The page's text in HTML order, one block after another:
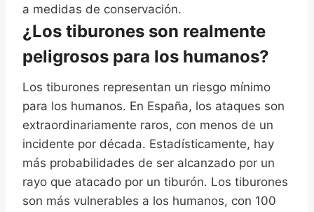
a medidas de conservación.
¿Los tiburones son realmente
peligrosos para los humanos?
Los tiburones representan un riesgo mínimo
para los humanos. En España, los ataques son
extraordinariamente raros, con menos de un
incidente por década. Estadísticamente, hay
más probabilidades de ser alcanzado por un
rayo que atacado por un tiburón. Los tiburones
son más vulnerables a los humanos, con 100